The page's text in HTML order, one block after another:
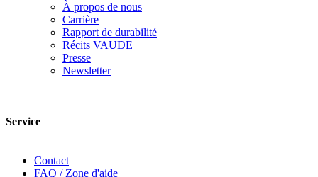
À propos de nous
Carrière
Rapport de durabilité
Récits VAUDE
Presse
Newsletter
Service
Contact
FAQ / Zone d'aide